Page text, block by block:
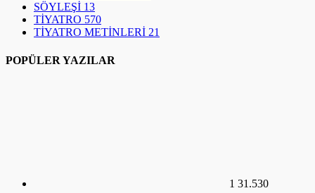
SÖYLEŞİ 13
TİYATRO 570
TİYATRO METİNLERİ 21
POPÜLER YAZILAR
1 31.530